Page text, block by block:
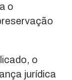
o
o
jurídica